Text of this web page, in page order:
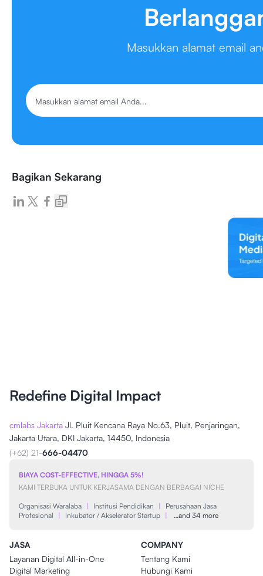
Masukkan alamat email
Bagikan Sekarang
Redefine Digital Impact
cmlabs Jakarta Jl. Pluit Kencana Raya No.63, Pluit, Penjaringan,
Jakarta Utara, DKI Jakarta, 14450, Indonesia
(+62) 21-666-04470
BIAYA COST-EFFECTIVE, HINGGA 5%!
KAMI TERBUKA UNTUK KERJASAMA DENGAN BERBAGAI NICHE
Organisasi Waralaba | Institusi Pendidikan |
Perusahaan Jasa
Profesional
| Inkubator / Akselerator Startup | …and 34 more
JASA
Layanan Digital All-in-One
Digital Marketing
COMPANY
Tentang Kami
Hubungi Kami